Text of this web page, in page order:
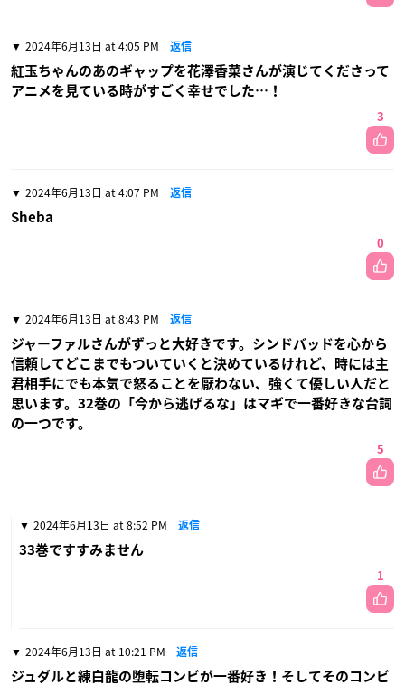
2024年6月13日 at 4:05 PM 返信
紅玉ちゃんのあのギャップを花澤香菜さんが演じてくださって
アニメを見ている時がすごく幸せでした…！
3
2024年6月13日 at 4:07 PM 返信
Sheba
0
2024年6月13日 at 8:43 PM 返信
ジャーファルさんがずっと大好きです。シンドバッドを心から
信頼してどこまでもついていくと決めているけれど、時には主
君相手にでも本気で怒ることを厭わない、強くて優しい人だと
思います。32巻の「今から逃げるな」はマギで一番好きな台詞
の一つです。
5
2024年6月13日 at 8:52 PM 返信
33巻ですすみません
1
2024年6月13日 at 10:21 PM 返信
ジュダルと練白龍の堕転コンビが一番好き！そしてそのコンビ